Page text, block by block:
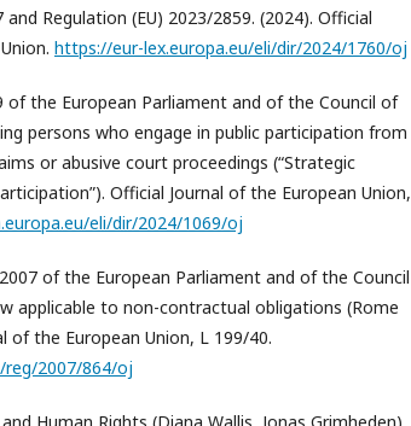
Regulation (EU) 2023/2859. (2024). Official
https://eur-lex.europa.eu/eli/dir/2024/1760/oj
of the European Parliament and of the Council of
persons who engage in public participation from
or abusive court proceedings (“Strategic
Official Journal of the European Union,
eli/dir/2024/1069/oj
of the European Parliament and of the Council
applicable to non-contractual obligations (Rome
of the European Union, L 199/40.
2007/864/oj
Human Rights (Diana Wallis, Jonas Grimheden)